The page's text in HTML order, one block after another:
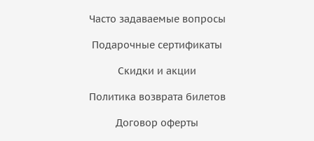
Часто задаваемые вопросы
Подарочные сертификаты
Скидки и акции
Политика возврата билетов
Договор оферты